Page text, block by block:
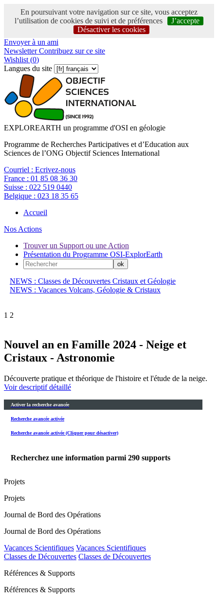
En poursuivant votre navigation sur ce site, vous acceptez
l’utilisation de cookies de suivi et de préférences
J’accepte
Désactiver les cookies
Envoyer à un ami
NewsletterContribuez sur ce site
Wishlist (0)
Langues du site
EXPLOREARTH un programme d'OSI en géologie
Programme de Recherches Participatives et d’Education aux
Sciences de l’ONG Objectif Sciences International
Courriel : Ecrivez-nous
France : 01 85 08 36 30
Suisse : 022 519 0440
Belgique : 023 18 35 65
Accueil
Nos Actions
Trouver un Support ou une Action
Présentation du Programme OSI-ExplorEarth
NEWS : Classes de Découvertes Cristaux et Géologie
NEWS : Vacances Volcans, Géologie & Cristaux
1 2
Nouvel an en Famille 2024 - Neige et
Cristaux - Astronomie
Découverte pratique et théorique de l'histoire et l'étude de la neige.
Voir descriptif détaillé
Activer la recherche avancée
Recherche avancée activée
Recherche avancée activée (Cliquer pour désactiver)
Recherchez une information parmi 290 supports
Projets
Projets
Journal de Bord des Opérations
Journal de Bord des Opérations
Vacances Scientifiques Vacances Scientifiques
Classes de Découvertes Classes de Découvertes
Références & Supports
Références & Supports